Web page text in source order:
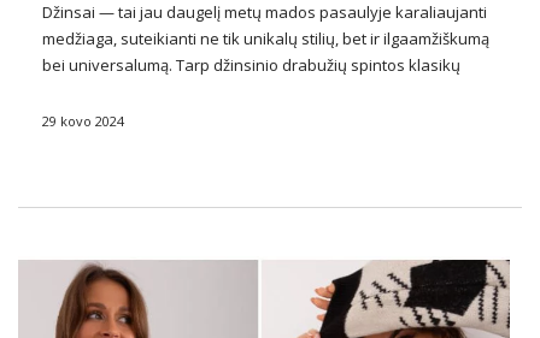
Džinsai — tai jau daugelį metų mados pasaulyje karaliaujanti
medžiaga, suteikianti ne tik unikalų stilių, bet ir ilgaamžiškumą
bei universalumą. Tarp džinsinio drabužių spintos klasikų
universalumu ir nesenstančiu charakteriu laimėjo daugelio
29 kovo 2024